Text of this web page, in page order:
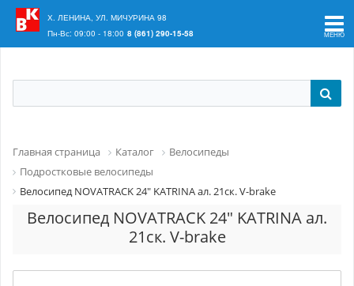
Ваш регион:
Х. ЛЕНИНА, УЛ. МИЧУРИНА 98
Пн-Вс: 09:00 - 18:00 8 (861) 290-15-58
Главная страница Каталог
Велосипеды
Подростковые велосипеды
Велосипед NOVATRACK 24" KATRINA ал. 21ск. V-brake
Велосипед NOVATRACK 24" KATRINA ал.
21ск. V-brake